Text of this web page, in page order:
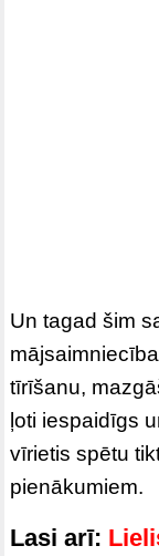
Un tagad šim
tīrīšanu,
ļoti iespaidīgs
vīrietis spētu
pienākumiem.
Lasi arī: